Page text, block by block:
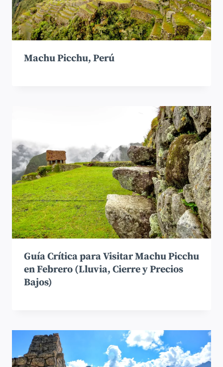
Machu Picchu, Perú
Guía Crítica para Visitar Machu Picchu
en Febrero (Lluvia, Cierre y Precios
Bajos)